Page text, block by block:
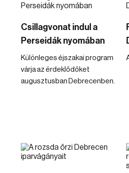
Csillagvonat indul a
Perseidák nyomában
Különleges éjszakai program
várja az érdeklődőket
augusztusban Debrecenben.